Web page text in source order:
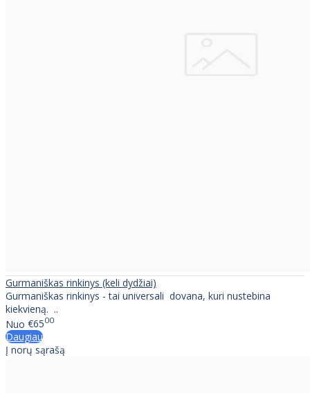
Gurmaniškas rinkinys (keli dydžiai)
Gurmaniškas rinkinys - tai universali dovana, kuri nustebina
kiekvieną. ..
Nuo €6500
Daugiau
Į norų sąrašą